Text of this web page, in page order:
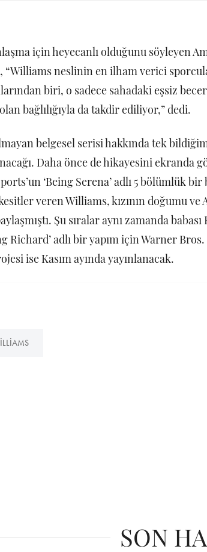
için heyecanlı olduğunu söyleyen
“Williams neslinin en ilham verici
biri, o sadece sahadaki eşsiz
bağlılığıyla da takdir ediliyor,” dedi.
belgesel serisi hakkında tek
Daha önce de hikayesini ekranda
‘Being Serena’ adlı 5 bölümlük
veren Williams, kızının doğumu
Şu sıralar aynı zamanda
Richard’ adlı bir yapım için Warner
ise Kasım ayında yayınlanacak.
SON